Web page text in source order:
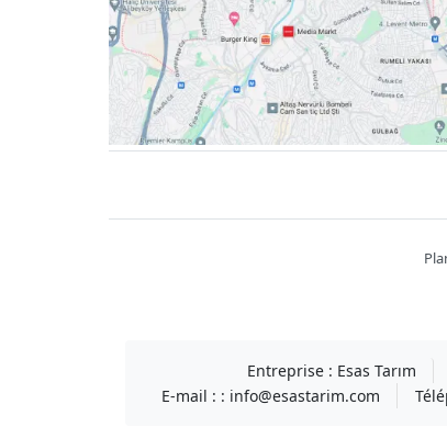
Facebook
twitter
youtube
instagram
linkedin
Entreprise : Esas Tarım
E-mail : : info@esastarim.com